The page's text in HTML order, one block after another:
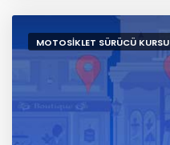
MOTOSIKLET SÜRÜCÜ KURSU